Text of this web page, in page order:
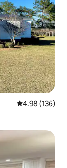
คะแนนเฉลี่ย
4.98 (136)